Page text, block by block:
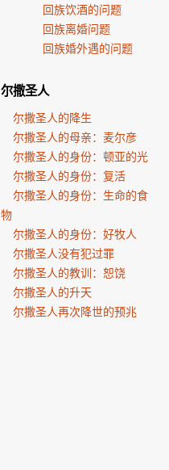
回族饮酒的问题
回族离婚问题
回族婚外遇的问题
尔撒圣人
尔撒圣人的降生
尔撒圣人的母亲：麦尔彦
尔撒圣人的身份：顿亚的光
尔撒圣人的身份：复活
尔撒圣人的身份：生命的食
物
尔撒圣人的身份：好牧人
尔撒圣人没有犯过罪
尔撒圣人的教训：恕饶
尔撒圣人的升天
尔撒圣人再次降世的预兆